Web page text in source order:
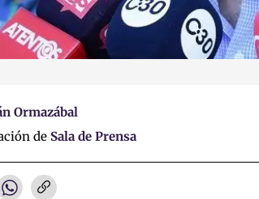
Ormazábal
de Sala de Prensa